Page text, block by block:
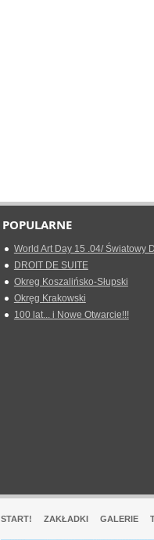
POPULARNE
World Art Day 15 .04/ Światowy
DROIT DE SUITE
Okreg Koszalińsko-Słupski
Okręg Krakowski
100 lat... i Nowe Otwarcie!!!
START! ZAKŁADKI GALERIE